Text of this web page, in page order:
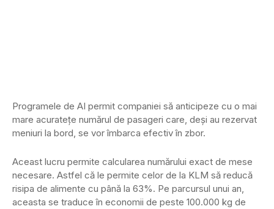
Programele de AI permit companiei să anticipeze cu o mai
mare acuratețe numărul de pasageri care, deși au rezervat
meniuri la bord, se vor îmbarca efectiv în zbor.
Aceast lucru permite calcularea numărului exact de mese
necesare. Astfel că le permite celor de la KLM să reducă
risipa de alimente cu până la 63%. Pe parcursul unui an,
aceasta se traduce în economii de peste 100.000 kg de